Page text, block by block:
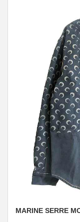
MARINE SERRE